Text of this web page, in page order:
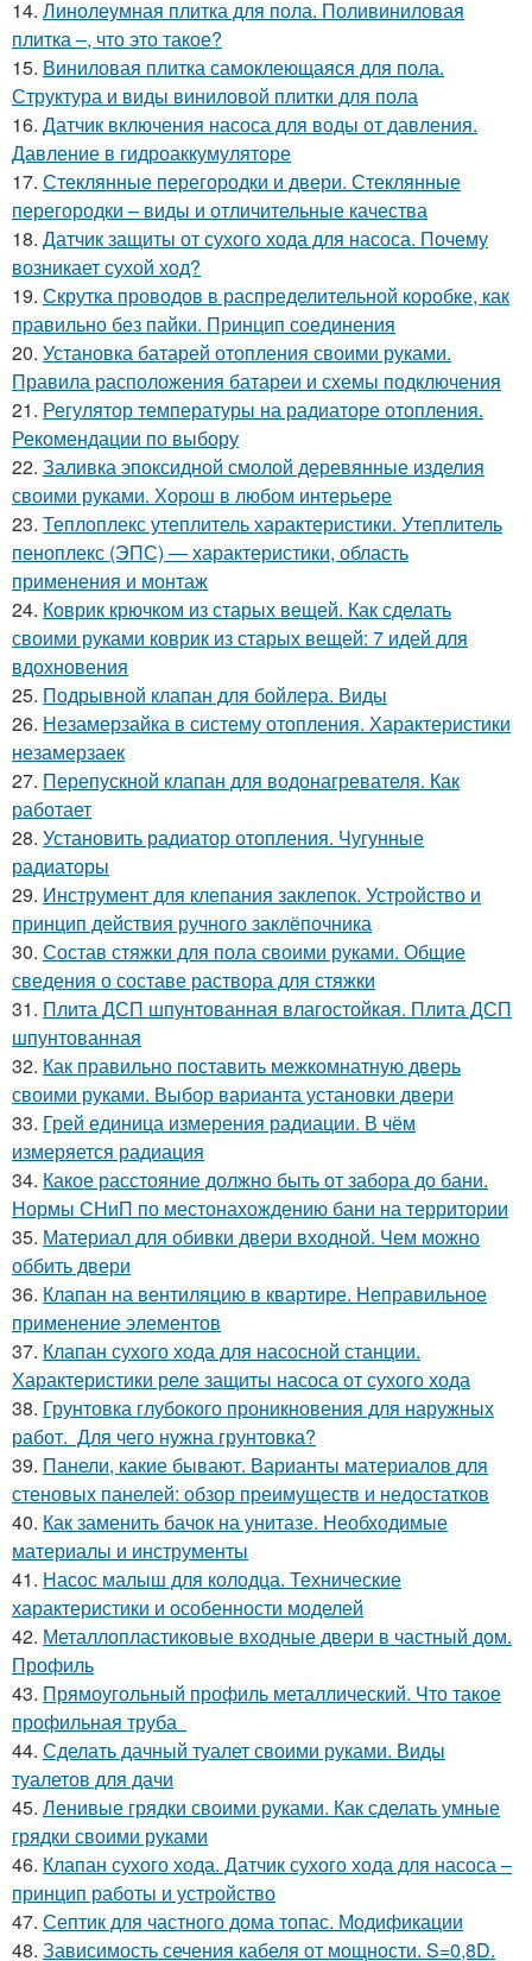
14. Линолеумная плитка для пола. Поливиниловая
плитка –, что это такое?
15. Виниловая плитка самоклеющаяся для пола.
Структура и виды виниловой плитки для пола
16. Датчик включения насоса для воды от давления.
Давление в гидроаккумуляторе
17. Стеклянные перегородки и двери. Стеклянные
перегородки – виды и отличительные качества
18. Датчик защиты от сухого хода для насоса. Почему
возникает сухой ход?
19. Скрутка проводов в распределительной коробке, как
правильно без пайки. Принцип соединения
20. Установка батарей отопления своими руками.
Правила расположения батареи и схемы подключения
21. Регулятор температуры на радиаторе отопления.
Рекомендации по выбору
22. Заливка эпоксидной смолой деревянные изделия
своими руками. Хорош в любом интерьере
23. Теплоплекс утеплитель характеристики. Утеплитель
пеноплекс (ЭПС) — характеристики, область
применения и монтаж
24. Коврик крючком из старых вещей. Как сделать
своими руками коврик из старых вещей: 7 идей для
вдохновения
25. Подрывной клапан для бойлера. Виды
26. Незамерзайка в систему отопления. Характеристики
незамерзаек
27. Перепускной клапан для водонагревателя. Как
работает
28. Установить радиатор отопления. Чугунные
радиаторы
29. Инструмент для клепания заклепок. Устройство и
принцип действия ручного заклёпочника
30. Состав стяжки для пола своими руками. Общие
сведения о составе раствора для стяжки
31. Плита ДСП шпунтованная влагостойкая. Плита ДСП
шпунтованная
32. Как правильно поставить межкомнатную дверь
своими руками. Выбор варианта установки двери
33. Грей единица измерения радиации. В чём
измеряется радиация
34. Какое расстояние должно быть от забора до бани.
Нормы СНиП по местонахождению бани на территории
35. Материал для обивки двери входной. Чем можно
оббить двери
36. Клапан на вентиляцию в квартире. Неправильное
применение элементов
37. Клапан сухого хода для насосной станции.
Характеристики реле защиты насоса от сухого хода
38. Грунтовка глубокого проникновения для наружных
работ. Для чего нужна грунтовка?
39. Панели, какие бывают. Варианты материалов для
стеновых панелей: обзор преимуществ и недостатков
40. Как заменить бачок на унитазе. Необходимые
материалы и инструменты
41. Насос малыш для колодца. Технические
характеристики и особенности моделей
42. Металлопластиковые входные двери в частный дом.
Профиль
43. Прямоугольный профиль металлический. Что такое
профильная труба
44. Сделать дачный туалет своими руками. Виды
туалетов для дачи
45. Ленивые грядки своими руками. Как сделать умные
грядки своими руками
46. Клапан сухого хода. Датчик сухого хода для насоса –
принцип работы и устройство
47. Септик для частного дома топас. Модификации
48. Зависимость сечения кабеля от мощности. S=0,8D.